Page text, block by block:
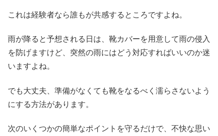
これは経験者なら誰もが共感するところですよね。
雨が降ると予想される日は、靴カバーを用意して雨の侵入
を防げますけど、突然の雨にはどう対応すればいいのか迷
いますよね。
でも大丈夫、準備がなくても靴をなるべく濡らさないよう
にする方法があります。
次のいくつかの簡単なポイントを守るだけで、不快な思い